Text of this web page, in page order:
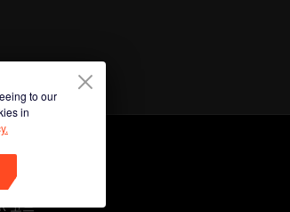
to our
in
코드